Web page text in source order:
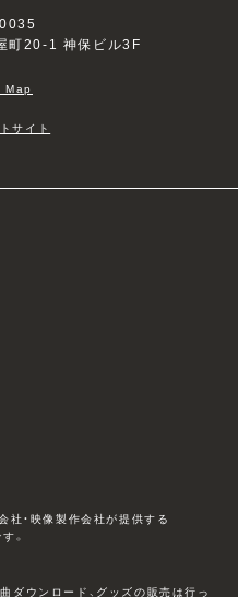
町20-1 神保ビル3F
サイト
社・映像製作会社が提供する
。
ダウンロード、グッズの販売は行っ